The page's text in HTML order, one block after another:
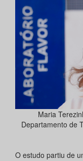
Maria
Departamento de
O estudo partiu de